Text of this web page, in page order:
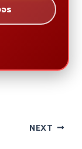
ร
NEXT